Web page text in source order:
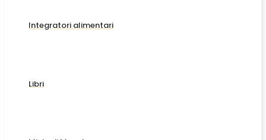
Integratori alimentari
Libri